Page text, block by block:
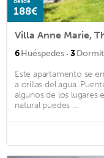
188€
6Huéspedes · 3
Este apartamento se
a orillas del agua.
algunos de los lugares
natural puedes ...